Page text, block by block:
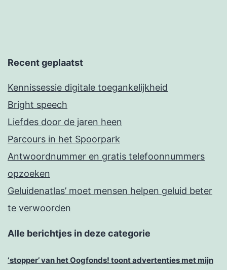
Recent geplaatst
Kennissessie digitale toegankelijkheid
Bright speech
Liefdes door de jaren heen
Parcours in het Spoorpark
Antwoordnummer en gratis telefoonnummers
opzoeken
Geluidenatlas’ moet mensen helpen geluid beter
te verwoorden
Alle berichtjes in deze categorie
‘stopper’ van het Oogfonds! toont advertenties met mijn